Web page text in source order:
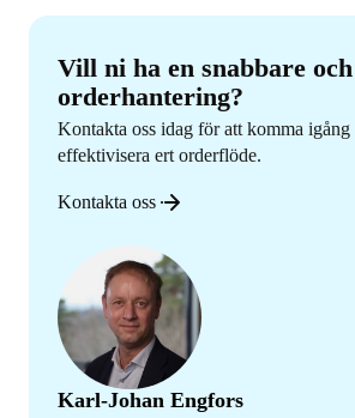
Vill ni ha en snabbare
orderhantering?
Kontakta oss idag för att komma
effektivisera ert orderflöde.
Kontakta oss
Karl-Johan Engfors